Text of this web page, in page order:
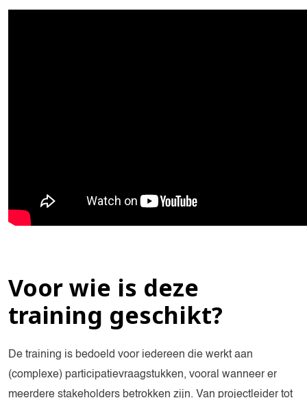
Voor wie is deze
training geschikt?
De training is bedoeld voor iedereen die werkt aan
(complexe) participatievraagstukken, vooral wanneer er
meerdere stakeholders betrokken zijn. Van projectleider tot